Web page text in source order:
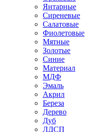
Янтарные
Сиреневые
Салатовые
Фиолетовые
Мятные
Золотые
Синие
Материал
МДФ
Эмаль
Акрил
Береза
Дерево
Дуб
ЛДСП